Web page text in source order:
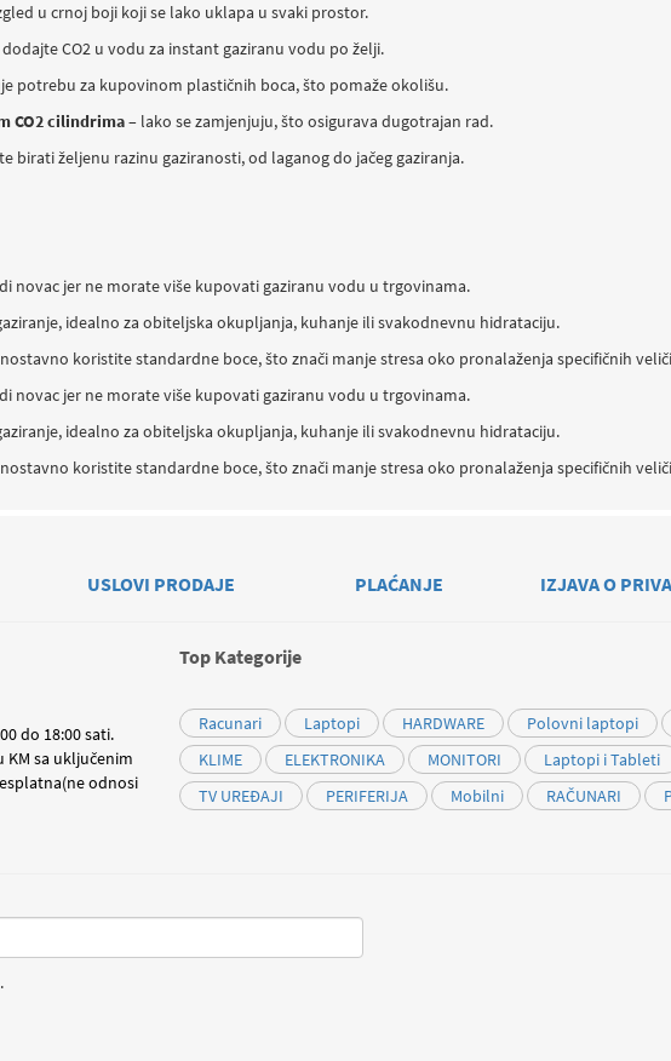
u crnoj boji koji se lako uklapa u svaki prostor.
CO2 u vodu za instant gaziranu vodu po želji.
potrebu za kupovinom plastičnih boca, što pomaže okolišu.
CO2 cilindrima– lako se zamjenjuju, što osigurava dugotrajan rad.
birati željenu razinu gaziranosti, od laganog do jačeg gaziranja.
novac jer ne morate više kupovati gaziranu vodu u trgovinama.
idealno za obiteljska okupljanja, kuhanje ili svakodnevnu hidrataciju.
koristite standardne boce, što znači manje stresa oko pronalaženja specifičnih
novac jer ne morate više kupovati gaziranu vodu u trgovinama.
idealno za obiteljska okupljanja, kuhanje ili svakodnevnu hidrataciju.
koristite standardne boce, što znači manje stresa oko pronalaženja specifičnih
USLOVI PRODAJE PLAĆANJE IZJAVA O
do 18:00 sati.
KM sa uključenim
odnosi
Top Kategorije
Racunari Laptopi HARDWARE Polovni laptopi
KLIME
ELEKTRONIKA MONITORI Laptopi i Tableti
TV UREĐAJI
PERIFERIJA Mobilni RAČUNARI